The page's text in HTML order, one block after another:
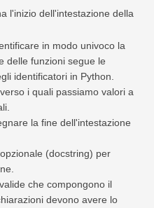
l'inizio dell'intestazione della
in modo univoco la
delle funzioni segue le
identificatori in Python.
i quali passiamo valori a
la fine dell'intestazione
(docstring) per
che compongono il
devono avere lo